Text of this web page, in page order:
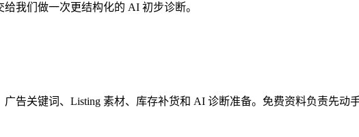
我们做一次更结构化的 AI 初步诊断。
告关键词、Listing 素材、库存补货和 AI 诊断准备。免费资料负责先动